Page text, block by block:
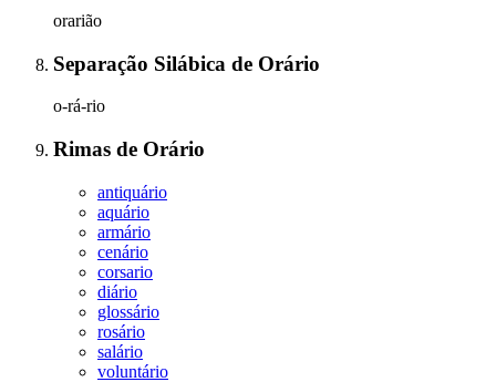
orarião
Separação Silábica de Orário
o-rá-rio
Rimas de Orário
antiquário
aquário
armário
cenário
corsario
diário
glossário
rosário
salário
voluntário